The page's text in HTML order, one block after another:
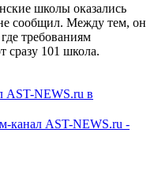
школы оказались
сообщил. Между тем, он
требованиям
сразу 101 школа.
AST-NEWS.ru в
канал AST-NEWS.ru -